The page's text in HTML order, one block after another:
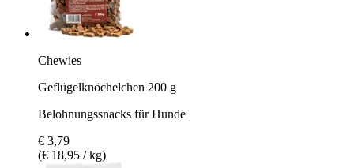
Chewies
Geflügelknöchelchen 200 g
Belohnungssnacks für Hunde
€ 3,79
(€ 18,95 / kg)